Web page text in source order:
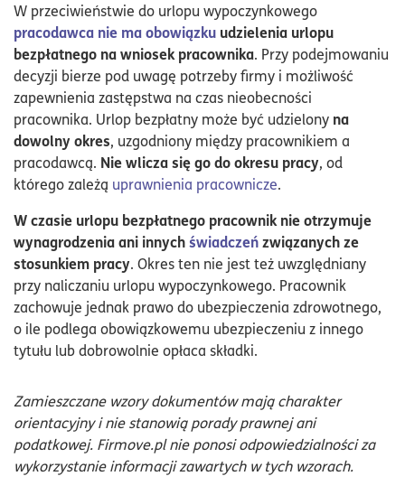
W przeciwieństwie do urlopu wypoczynkowego
pracodawca nie ma obowiązku udzielenia urlopu
bezpłatnego na wniosek pracownika. Przy podejmowaniu
decyzji bierze pod uwagę potrzeby firmy i możliwość
zapewnienia zastępstwa na czas nieobecności
pracownika. Urlop bezpłatny może być udzielony na
dowolny okres, uzgodniony między pracownikiem a
pracodawcą. Nie wlicza się go do okresu pracy, od
którego zależą uprawnienia pracownicze.
W czasie urlopu bezpłatnego pracownik nie otrzymuje
wynagrodzenia ani innychświadczeńzwiązanych ze
stosunkiem pracy. Okres ten nie jest też uwzględniany
przy naliczaniu urlopu wypoczynkowego. Pracownik
zachowuje jednak prawo do ubezpieczenia zdrowotnego,
o ile podlega obowiązkowemu ubezpieczeniu z innego
tytułu lub dobrowolnie opłaca składki.
Zamieszczane wzory dokumentów mają charakter
orientacyjny i nie stanowią porady prawnej ani
podatkowej. Firmove.pl nie ponosi odpowiedzialności za
wykorzystanie informacji zawartych w tych wzorach.